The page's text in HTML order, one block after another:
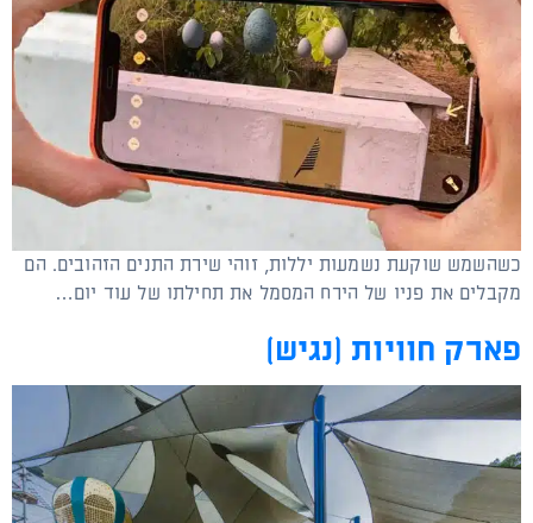
כשהשמש שוקעת נשמעות יללות, זוהי שירת התנים הזהובים. הם
מקבלים את פניו של הירח המסמל את תחילתו של עוד יום…
פארק חוויות (נגיש)